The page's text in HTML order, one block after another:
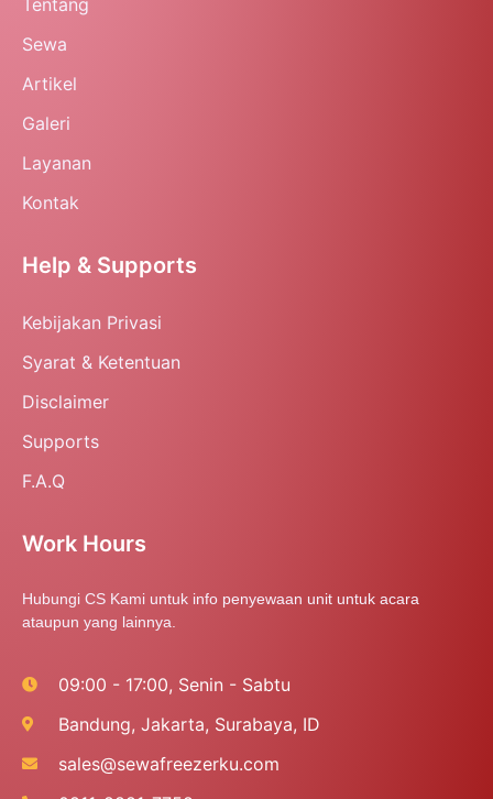
Sewa
Artikel
Galeri
Layanan
Kontak
Help & Supports
Kebijakan Privasi
Syarat & Ketentuan
Disclaimer
Supports
F.A.Q
Work Hours
Hubungi CS Kami untuk info penyewaan unit untuk acara
ataupun yang lainnya.
09:00 - 17:00, Senin - Sabtu
Bandung, Jakarta, Surabaya, ID
sales@sewafreezerku.com